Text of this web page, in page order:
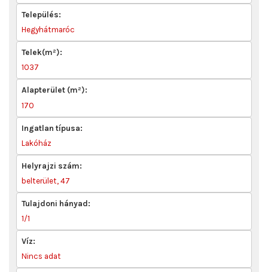
Település:
Hegyhátmaróc
Telek(m²):
1037
Alapterület (m²):
170
Ingatlan típusa:
Lakóház
Helyrajzi szám:
belterület, 47
Tulajdoni hányad:
1/1
Víz:
Nincs adat